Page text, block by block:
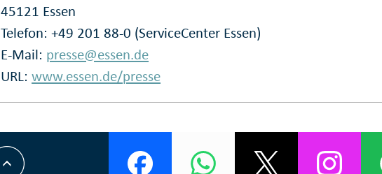
45121 Essen
Telefon: +49 201 88-0 (ServiceCenter Essen)
E-Mail: presse@essen.de
URL:www.essen.de/presse